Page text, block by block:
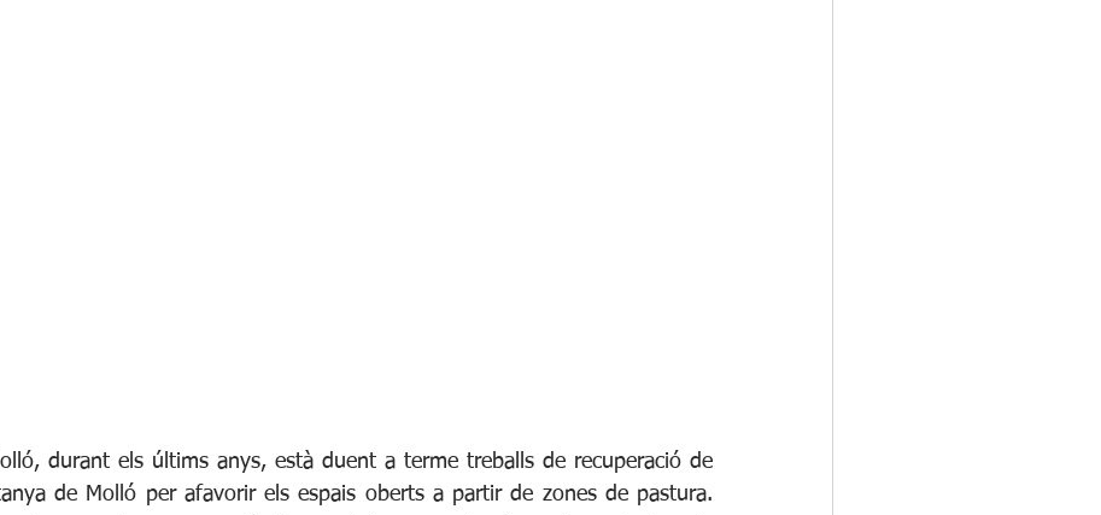
durant els últims anys, està duent a terme treballs de recuperació de
de Molló per afavorir els espais oberts a partir de zones de pastura.